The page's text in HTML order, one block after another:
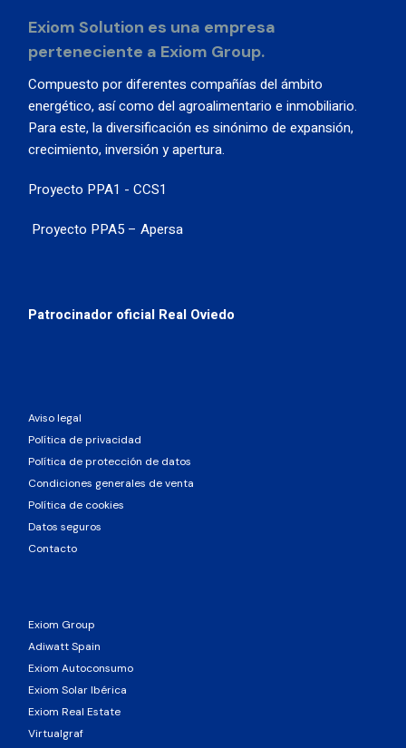
Exiom Solution es una empresa
perteneciente a Exiom Group.
Compuesto por diferentes compañías del ámbito
energético, así como del agroalimentario e inmobiliario.
Para este, la diversificación es sinónimo de expansión,
crecimiento, inversión y apertura.
Proyecto PPA1 - CCS1
Proyecto PPA5 – Apersa
Patrocinador oficial Real Oviedo
Aviso legal
Política de privacidad
Política de protección de datos
Condiciones generales de venta
Política de cookies
Datos seguros
Contacto
Exiom Group
Adiwatt Spain
Exiom Autoconsumo
Exiom Solar Ibérica
Exiom Real Estate
Virtualgraf